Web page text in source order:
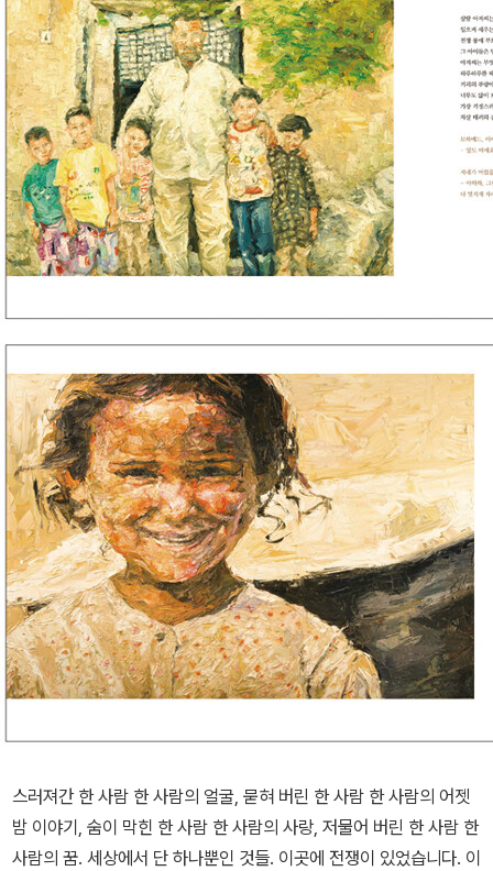
스러져간 한 사람 한 사람의 얼굴, 묻혀 버린 한 사람 한 사람의 어젯
밤 이야기, 숨이 막힌 한 사람 한 사람의 사랑, 저물어 버린 한 사람 한
사람의 꿈. 세상에서 단 하나뿐인 것들. 이곳에 전쟁이 있었습니다. 이